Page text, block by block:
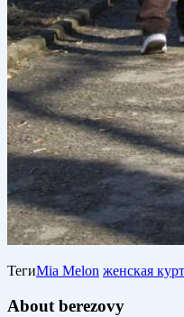
ТегиMia Melon женская
About berezovy